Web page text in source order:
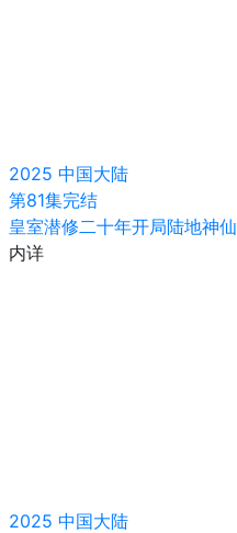
2025 中国大陆
第81集完结
皇室潜修二十年开局陆地神仙
内详
2025 中国大陆